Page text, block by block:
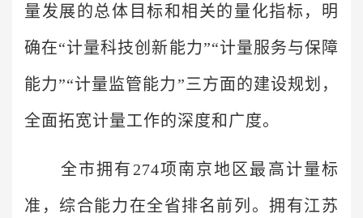
量发展的总体目标和相关的量化指标，明
确在“计量科技创新能力”“计量服务与保障
能力”“计量监管能力”三方面的建设规划，
全面拓宽计量工作的深度和广度。
全市拥有274项南京地区最高计量标
准，综合能力在全省排名前列。拥有江苏